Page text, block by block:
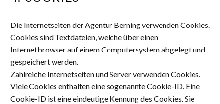
Die Internetseiten der Agentur Berning verwenden Cookies.
Cookies sind Textdateien, welche über einen
Internetbrowser auf einem Computersystem abgelegt und
gespeichert werden.
Zahlreiche Internetseiten und Server verwenden Cookies.
Viele Cookies enthalten eine sogenannte Cookie-ID. Eine
Cookie-ID ist eine eindeutige Kennung des Cookies. Sie